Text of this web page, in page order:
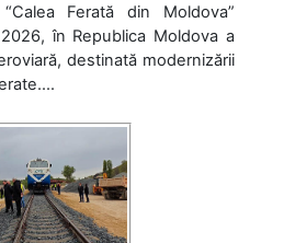
Ferată din Moldova”
în Republica Moldova a
destinată modernizării